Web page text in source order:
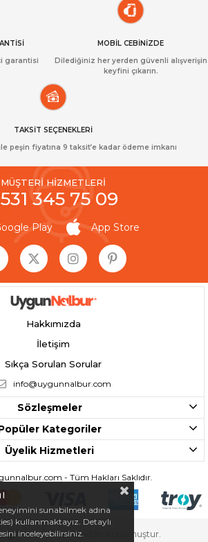
garantisi
MOBİL CEBİNİZDE
Dilediğiniz her yerden güvenli alışverişin
keyfini çıkarın.
TAKSİT SEÇENEKLERİ
peşin fiyatına 9 taksit’e kadar ödeme imkanı
MÜŞTERİ HİZMETLERİ
345 75 09
Play App Store
Hakkımızda
İletişim
Sıkça Sorulan Sorular
info@uygunnalbur.com
Sözleşmeler
Kategoriler
Üyelik Hizmetleri
- Tüm Hakları Saklıdır.
Tarafından Kurulmuştur.
sunabilmek adına
kullanmaktayız. Detaylı
inceleyebilirsiniz.